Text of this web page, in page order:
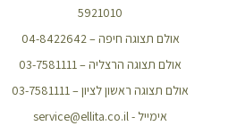
5921010
אולם תצוגה חיפה – 04-8422642
אולם תצוגה הרצליה – 03-7581111
אולם תצוגה ראשון לציון – 03-7581111
אימייל - service@ellita.co.il